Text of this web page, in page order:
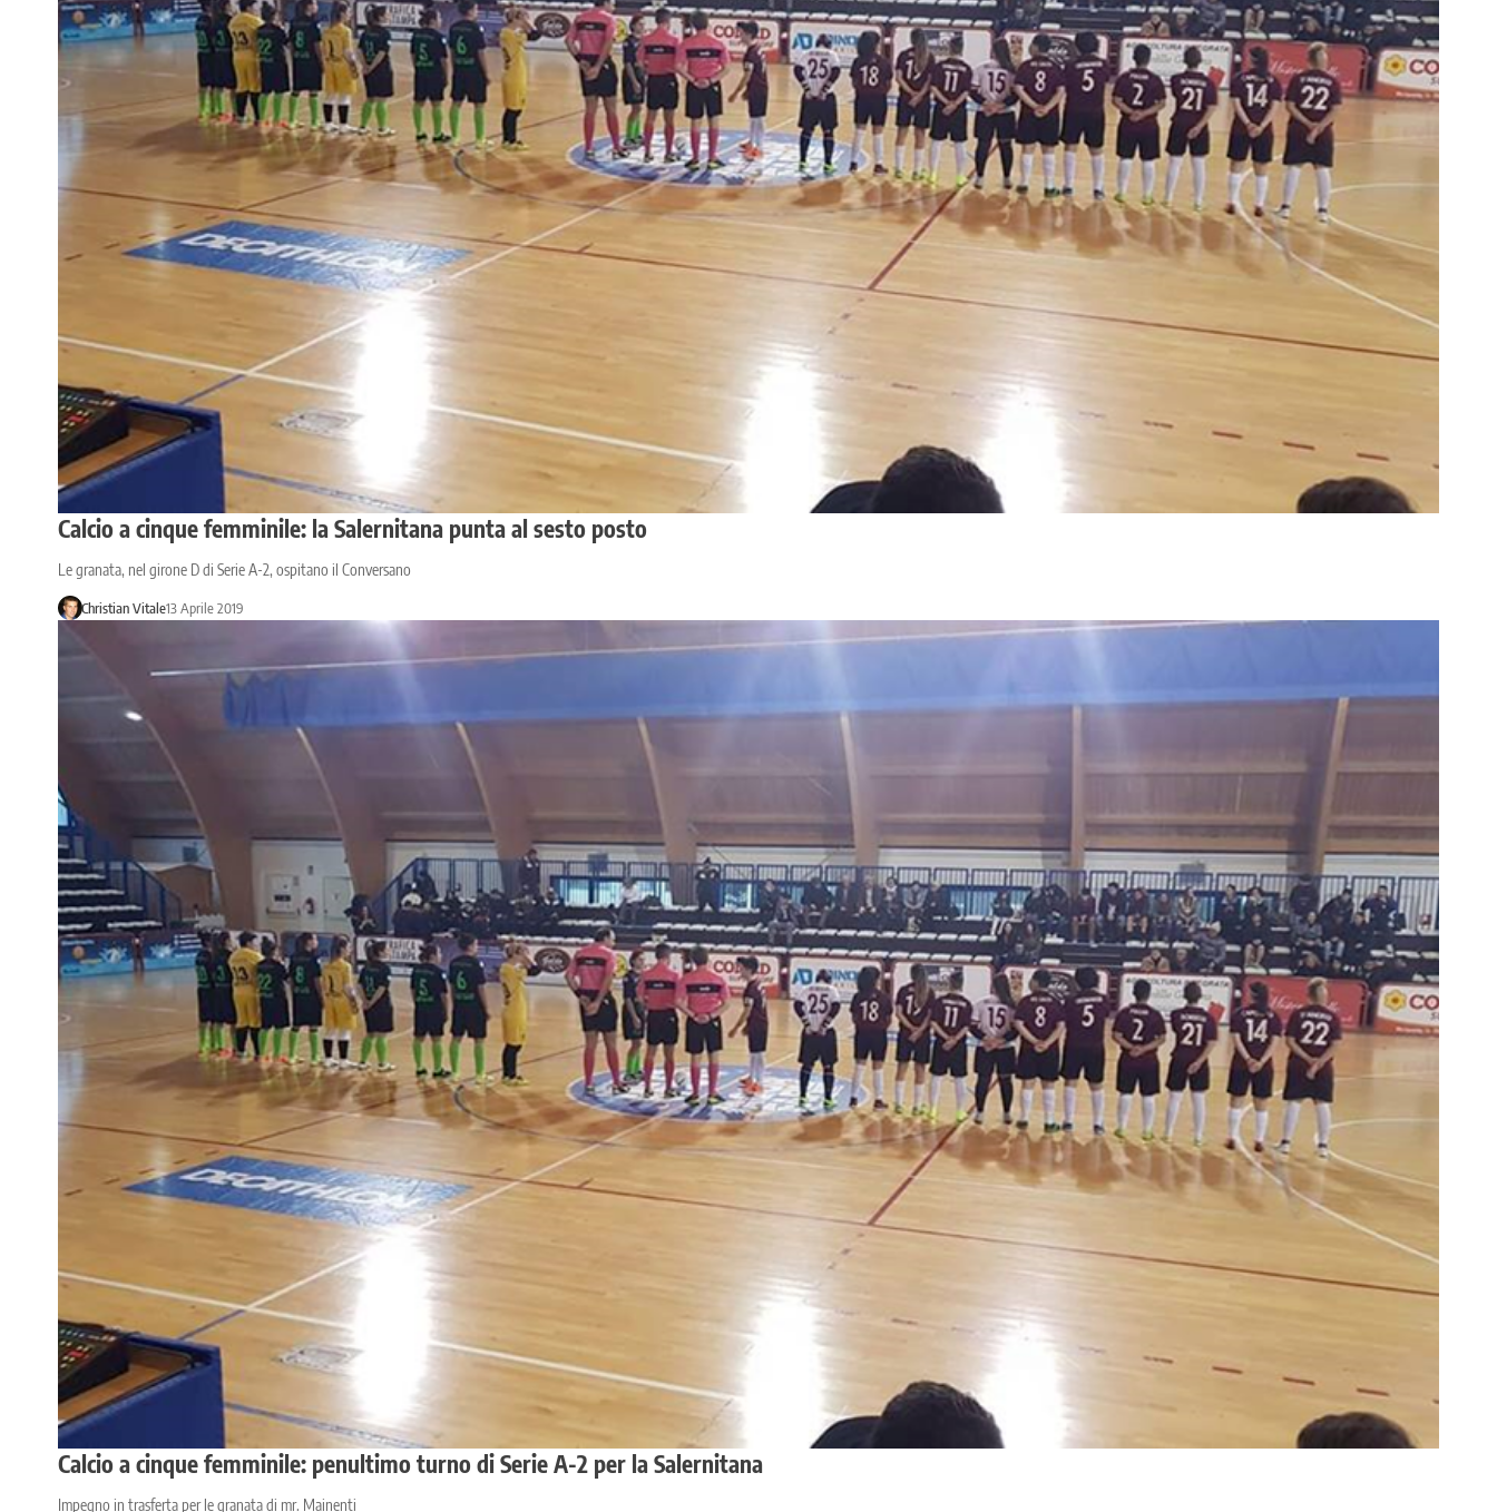
Calcio a cinque femminile: la Salernitana punta al sesto posto
Le granata, nel girone D di Serie A-2, ospitano il Conversano
Christian Vitale13 Aprile 2019
Calcio a cinque femminile: penultimo turno di Serie A-2 per la Salernitana
Impegno in trasferta per le granata di mr. Mainenti